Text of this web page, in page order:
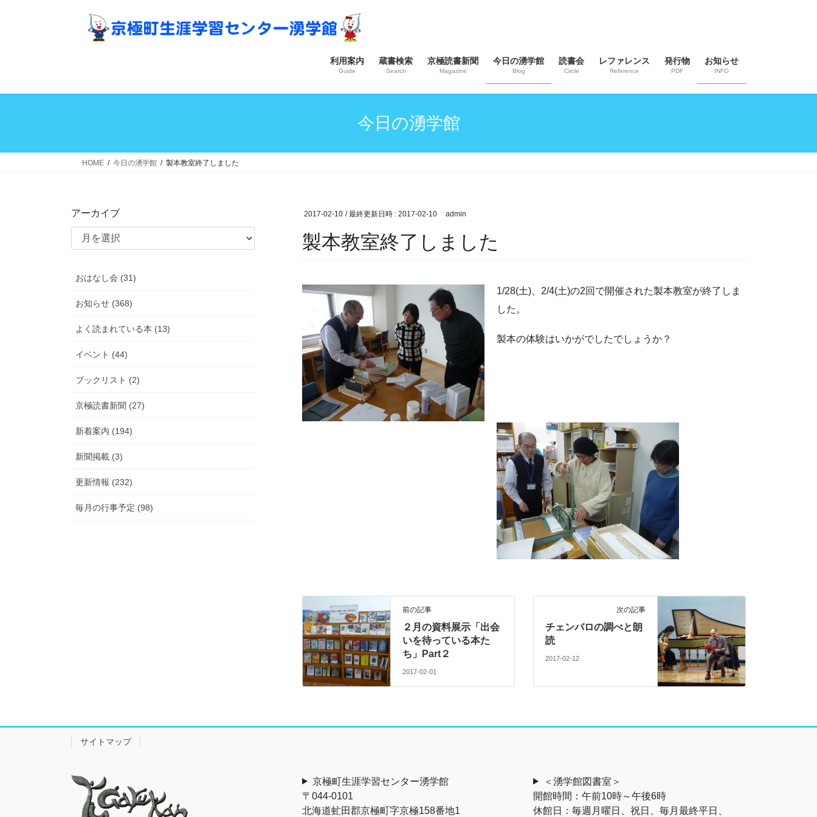
ス
ン
利用案内
Guide
蔵書検索
Search
京極読書新聞
Magazine
今日の湧学館
Blog
読書会
Circle
レファレンス
Reference
発行物
PDF
お知らせ
INFO
今日の湧学館
HOME 今日の湧学館 製本教室終了しました
2017-02-10 / 最終更新日時 : 2017-02-10 admin
製本教室終了しました
1/28(土)、2/4(土)の2回で開催された製本教室が終了しま
した。
製本の体験はいかがでしたでしょうか？
前の記事
２月の資料展示「出会
いを待っている本た
ち」Part２
2017-02-01
次の記事
チェンバロの調べと朗
読
2017-02-12
アーカイブ
おはなし会 (31)
お知らせ (368)
よく読まれている本 (13)
イベント (44)
ブックリスト (2)
京極読書新聞 (27)
新着案内 (194)
新聞掲載 (3)
更新情報 (232)
毎月の行事予定 (98)
サイトマップ
京極町生涯学習センター湧学館
〒044-0101
北海道虻田郡京極町字京極158番地1
＜湧学館図書室＞
開館時間：午前10時～午後6時
休館日：毎週月曜日、祝日、毎月最終平日、